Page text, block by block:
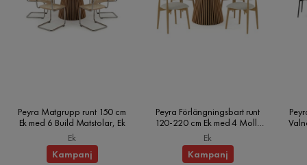
SerieViktkapacitet (kg): 120
Peyra Matgrupp runt 150 cm
Ek med 6 Build Matstolar, Ek
Ek
Kampanj
Peyra Förlängningsbart runt
120-220 cm Ek med 4 Molly
Matstolar, Ek
Ek
Kampanj